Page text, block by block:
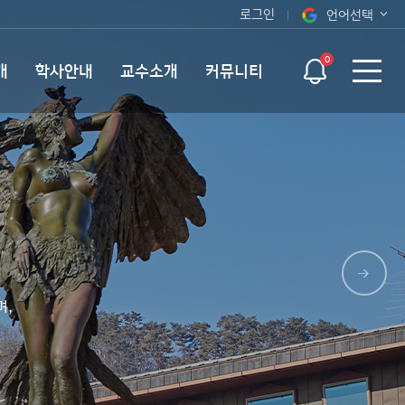
오늘 하루 보지 않기
로그인 언어선택
ENG
학사안내 교수소개 커뮤니티
0
,